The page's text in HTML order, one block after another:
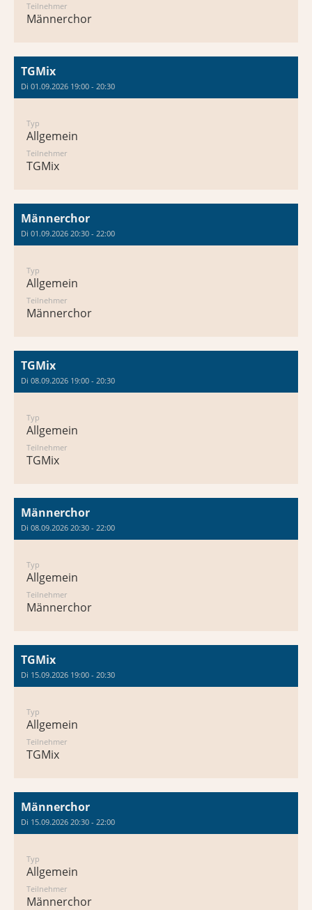
Teilnehmer
Männerchor
TGMix
Di 01.09.2026 19:00 - 20:30
Typ
Allgemein
Teilnehmer
TGMix
Männerchor
Di 01.09.2026 20:30 - 22:00
Typ
Allgemein
Teilnehmer
Männerchor
TGMix
Di 08.09.2026 19:00 - 20:30
Typ
Allgemein
Teilnehmer
TGMix
Männerchor
Di 08.09.2026 20:30 - 22:00
Typ
Allgemein
Teilnehmer
Männerchor
TGMix
Di 15.09.2026 19:00 - 20:30
Typ
Allgemein
Teilnehmer
TGMix
Männerchor
Di 15.09.2026 20:30 - 22:00
Typ
Allgemein
Teilnehmer
Männerchor